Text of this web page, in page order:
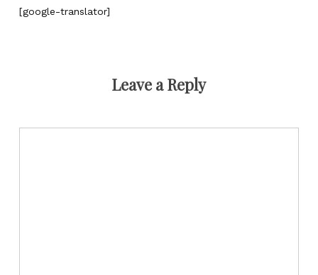
[google-translator]
Leave a Reply